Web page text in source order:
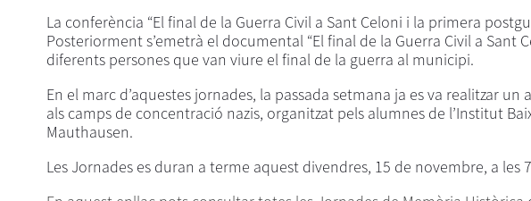
La conferència “El final de la Guerra Civil a Sant Celoni i la primera
Posteriorment s’emetrà el documental “El final de la Guerra Civil a Sant
diferents persones que van viure el final de la guerra al municipi.
En el marc d’aquestes jornades, la passada setmana ja es va realitzar
als camps de concentració nazis, organitzat pels alumnes de l’Institut
Mauthausen.
Les Jornades es duran a terme aquest divendres, 15 de novembre, a les